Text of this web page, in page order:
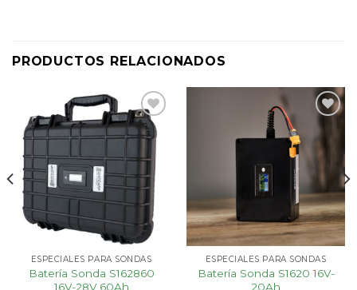
PRODUCTOS RELACIONADOS
Añadir
lista
de
deseos
ESPECIALES PARA SONDAS
Batería Sonda S162860
16V-28V 60Ah
de
deseos
ESPECIALES PARA SONDAS
Batería Sonda S1620 16V-
20Ah